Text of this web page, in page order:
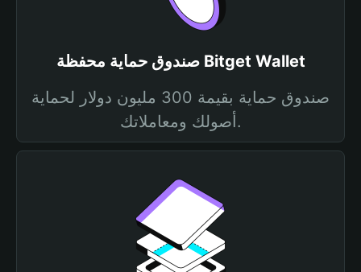
صندوق حماية محفظة Bitget Wallet
صندوق حماية بقيمة 300 مليون دولار لحماية
أصولك ومعاملاتك.